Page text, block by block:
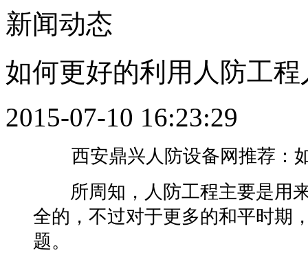
新闻动态
如何更好的利用人防工
2015-07-10 16:23:29
西安鼎兴人防设备网推荐：
所周知，人防工程主要是用来
全的，不过对于更多的和平时期
题。